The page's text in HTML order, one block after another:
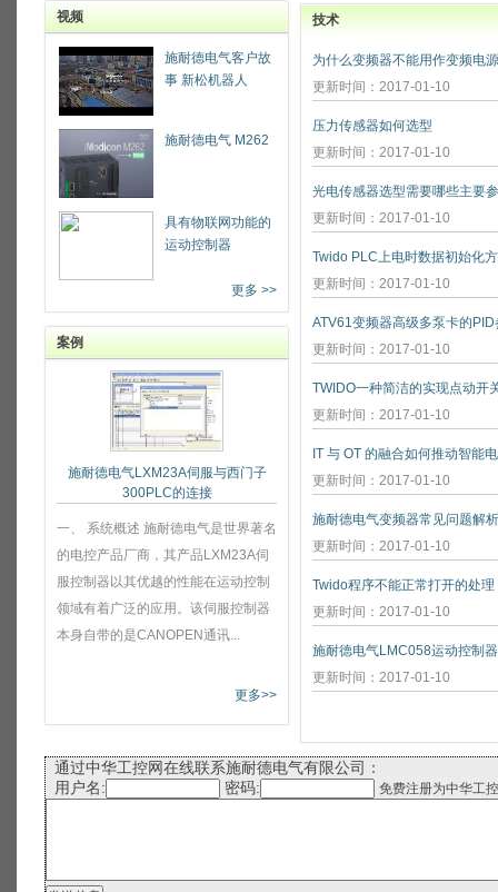
视频
施耐德电气客户故
事 新松机器人
施耐德电气 M262
具有物联网功能的
运动控制器
更多 >>
案例
施耐德电气LXM23A伺服与西门子
300PLC的连接
一、 系统概述 施耐德电气是世界著名
的电控产品厂商，其产品LXM23A伺
服控制器以其优越的性能在运动控制
领域有着广泛的应用。该伺服控制器
本身自带的是CANOPEN通讯...
更多>>
技术
为什么变频器不能用作变频电
更新时间：2017-01-10
压力传感器如何选型
更新时间：2017-01-10
光电传感器选型需要哪些主要
更新时间：2017-01-10
Twido PLC上电时数据初始化
更新时间：2017-01-10
ATV61变频器高级多泵卡的
更新时间：2017-01-10
TWIDO一种简洁的实现点动开
更新时间：2017-01-10
IT 与 OT 的融合如何推动智能
更新时间：2017-01-10
施耐德电气变频器常见问题解析
更新时间：2017-01-10
Twido程序不能正常打开的处理
更新时间：2017-01-10
施耐德电气LMC058运动控制
更新时间：2017-01-10
通过中华工控网在线联系施耐德电气有限公司：
用户名:
密码: 免费注册为中华工